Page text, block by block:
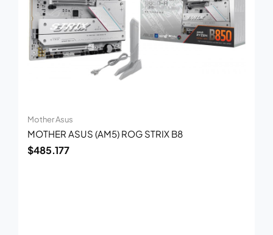
Mother Asus
MOTHER ASUS (AM5) ROG STRIX B8
$485.177